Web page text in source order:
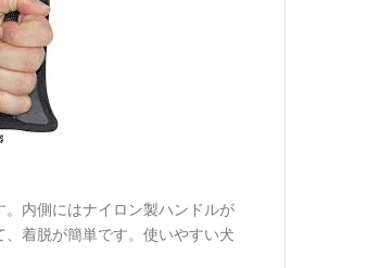
内側にはナイロン製ハンドルが
着脱が簡単です。使いやすい犬